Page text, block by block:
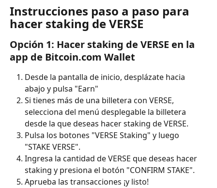
Instrucciones paso a paso para
hacer staking de VERSE
Opción 1: Hacer staking de VERSE en la
app de Bitcoin.com Wallet
Desde la pantalla de inicio, desplázate hacia
abajo y pulsa "Earn"
Si tienes más de una billetera con VERSE,
selecciona del menú desplegable la billetera
desde la que deseas hacer staking de VERSE.
Pulsa los botones "VERSE Staking" y luego
"STAKE VERSE".
Ingresa la cantidad de VERSE que deseas hacer
staking y presiona el botón "CONFIRM STAKE".
Aprueba las transacciones ¡y listo!